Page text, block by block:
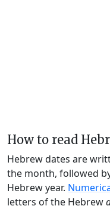
How to read
Hebrew dates are
the month, followed
Hebrew year.
letters of the Hebrew